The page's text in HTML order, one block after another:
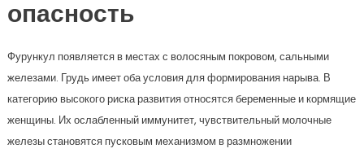
опасность
Фурункул появляется в местах с волосяным покровом, сальными
железами. Грудь имеет оба условия для формирования нарыва. В
категорию высокого риска развития относятся беременные и кормящие
женщины. Их ослабленный иммунитет, чувствительный молочные
железы становятся пусковым механизмом в размножении